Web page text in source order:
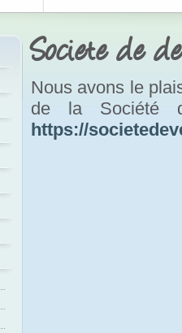
Societe de
Nous avons le
de la Société
https://